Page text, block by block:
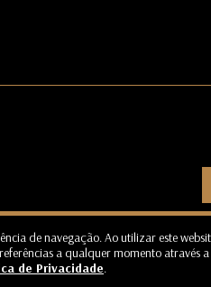
Pampulha - CNPJ:
de navegação. Ao utilizar este
a qualquer momento através
de Privacidade.